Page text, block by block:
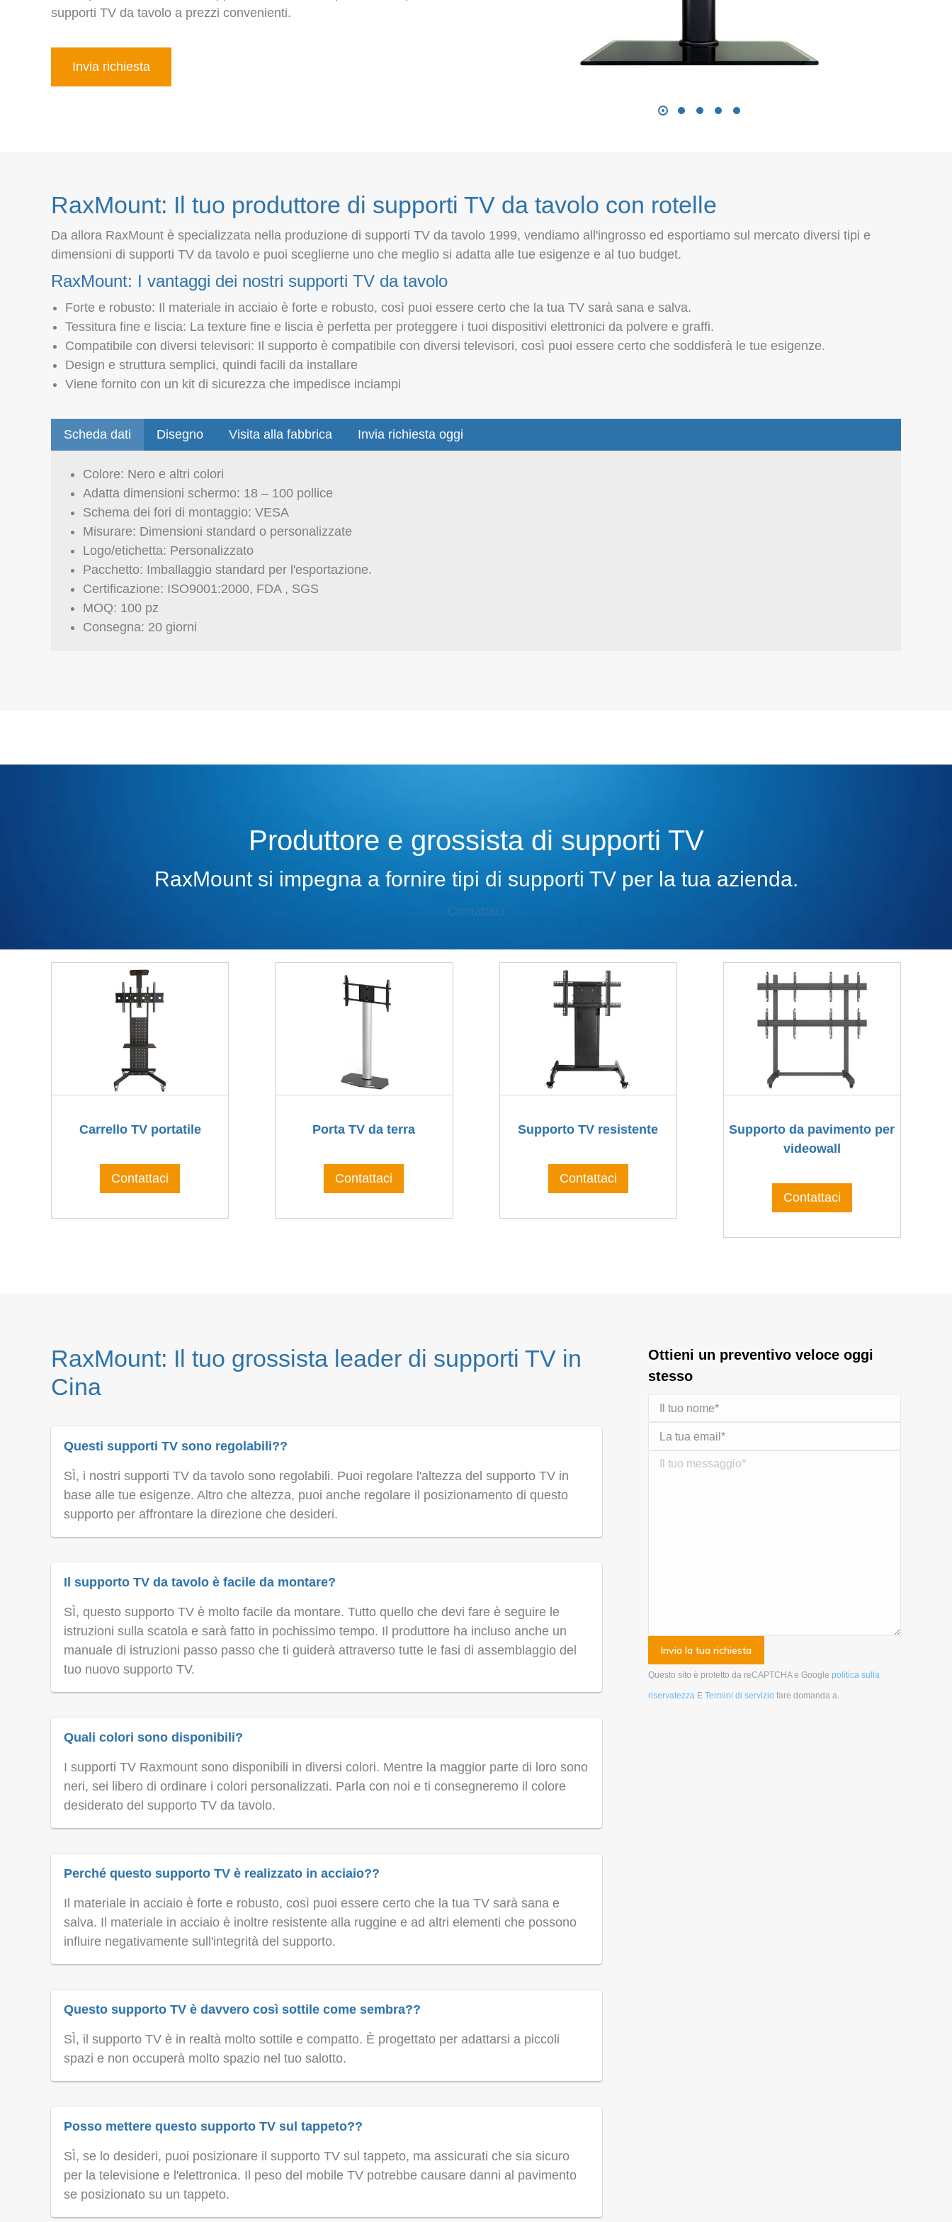
supporti TV da tavolo a prezzi convenienti.
Invia richiesta
RaxMount: Il tuo produttore di supporti TV da tavolo con rotelle
Da allora RaxMount è specializzata nella produzione di supporti TV da tavolo 1999, vendiamo all'ingrosso ed esportiamo sul mercato diversi tipi e
dimensioni di supporti TV da tavolo e puoi sceglierne uno che meglio si adatta alle tue esigenze e al tuo budget.
RaxMount: I vantaggi dei nostri supporti TV da tavolo
Forte e robusto: Il materiale in acciaio è forte e robusto, così puoi essere certo che la tua TV sarà sana e salva.
Tessitura fine e liscia: La texture fine e liscia è perfetta per proteggere i tuoi dispositivi elettronici da polvere e graffi.
Compatibile con diversi televisori: Il supporto è compatibile con diversi televisori, così puoi essere certo che soddisferà le tue esigenze.
Design e struttura semplici, quindi facili da installare
Viene fornito con un kit di sicurezza che impedisce inciampi
Scheda dati Disegno Visita alla fabbrica Invia richiesta oggi
Colore: Nero e altri colori
Adatta dimensioni schermo: 18 – 100 pollice
Schema dei fori di montaggio: VESA
Misurare: Dimensioni standard o personalizzate
Logo/etichetta: Personalizzato
Pacchetto: Imballaggio standard per l'esportazione.
Certificazione: ISO9001:2000, FDA , SGS
MOQ: 100 pz
Consegna: 20 giorni
Produttore e grossista di supporti TV
RaxMount si impegna a fornire tipi di supporti TV per la tua azienda.
Contattaci
Carrello TV portatile
Contattaci
Porta TV da terra
Contattaci
Supporto TV resistente
Contattaci
Supporto da pavimento per
videowall
Contattaci
RaxMount: Il tuo grossista leader di supporti TV in
Cina
Questi supporti TV sono regolabili??
SÌ, i nostri supporti TV da tavolo sono regolabili. Puoi regolare l'altezza del supporto TV in
base alle tue esigenze. Altro che altezza, puoi anche regolare il posizionamento di questo
supporto per affrontare la direzione che desideri.
Il supporto TV da tavolo è facile da montare?
SÌ, questo supporto TV è molto facile da montare. Tutto quello che devi fare è seguire le
istruzioni sulla scatola e sarà fatto in pochissimo tempo. Il produttore ha incluso anche un
manuale di istruzioni passo passo che ti guiderà attraverso tutte le fasi di assemblaggio del
tuo nuovo supporto TV.
Quali colori sono disponibili?
I supporti TV Raxmount sono disponibili in diversi colori. Mentre la maggior parte di loro sono
neri, sei libero di ordinare i colori personalizzati. Parla con noi e ti consegneremo il colore
desiderato del supporto TV da tavolo.
Perché questo supporto TV è realizzato in acciaio??
Il materiale in acciaio è forte e robusto, così puoi essere certo che la tua TV sarà sana e
salva. Il materiale in acciaio è inoltre resistente alla ruggine e ad altri elementi che possono
influire negativamente sull'integrità del supporto.
Questo supporto TV è davvero così sottile come sembra??
SÌ, il supporto TV è in realtà molto sottile e compatto. È progettato per adattarsi a piccoli
spazi e non occuperà molto spazio nel tuo salotto.
Posso mettere questo supporto TV sul tappeto??
SÌ, se lo desideri, puoi posizionare il supporto TV sul tappeto, ma assicurati che sia sicuro
per la televisione e l'elettronica. Il peso del mobile TV potrebbe causare danni al pavimento
se posizionato su un tappeto.
Ottieni un preventivo veloce oggi
stesso
Questo sito è protetto da reCAPTCHA e Googlepolitica sulla
riservatezza E Termini di servizio fare domanda a.